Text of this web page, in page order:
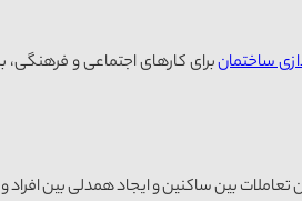
ساختمانبرای کارهای اجتماعی و
بین ساکنین و ایجاد همدلی بین